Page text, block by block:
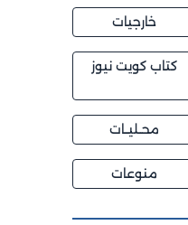
خارجيات
كتاب كويت نيوز
محــليــات
منوعات